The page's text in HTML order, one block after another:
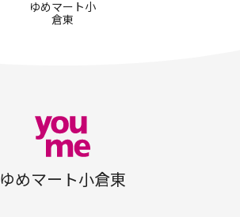
ゆめマート小
倉東
ゆめマート小倉東